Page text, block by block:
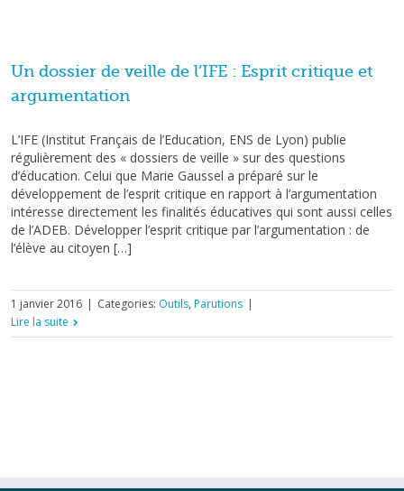
Un dossier de veille de l’IFE : Esprit critique et
argumentation
L’IFE (Institut Français de l’Education, ENS de Lyon) publie
régulièrement des « dossiers de veille » sur des questions
d’éducation. Celui que Marie Gaussel a préparé sur le
développement de l’esprit critique en rapport à l’argumentation
intéresse directement les finalités éducatives qui sont aussi celles
de l’ADEB. Développer l’esprit critique par l’argumentation : de
l’élève au citoyen […]
1 janvier 2016 | Categories: Outils, Parutions |
Lire la suite